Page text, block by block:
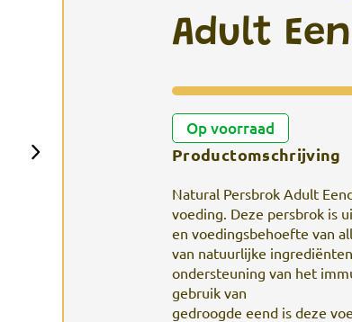
Adult
Op voorraad
Productomschrijving
Natural Persbrok Adult
voeding. Deze persbrok is
en voedingsbehoefte van
van natuurlijke
ondersteuning van het
gebruik van
gedroogde eend is deze